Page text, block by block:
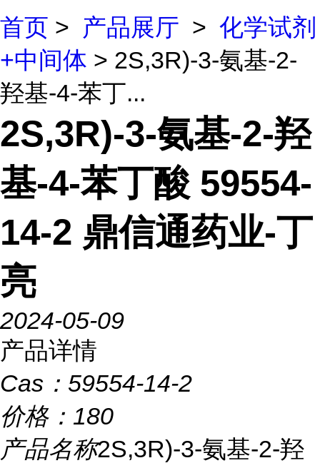
首页 > 产品展厅 > 化学试剂
+中间体 > 2S,3R)-3-氨基-2-
羟基-4-苯丁...
2S,3R)-3-氨基-2-羟
基-4-苯丁酸 59554-
14-2 鼎信通药业-丁
亮
2024-05-09
产品详情
Cas： 59554-14-2
价格： 180
产品名称2S,3R)-3-氨基-2-羟